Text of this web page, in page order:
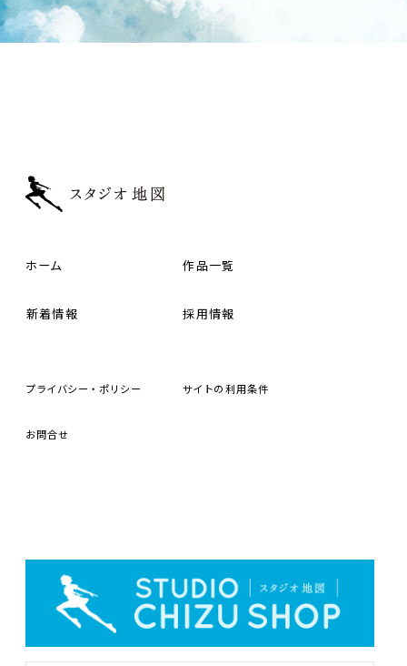
ホーム 作品一覧
新着情報 採用情報
プライバシー・ポリシー サイトの 利用条件
お 問合せ